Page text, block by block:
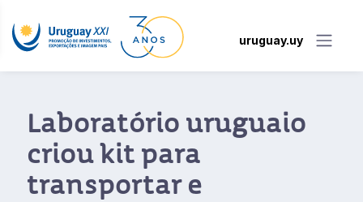
uruguay.uy
Laboratório uruguaio
criou kit para
transportar e